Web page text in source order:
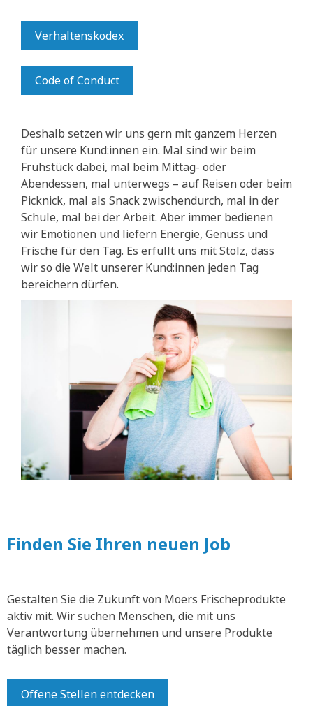
Verhaltenskodex
Code of Conduct
Deshalb setzen wir uns gern mit ganzem Herzen
für unsere Kund:innen ein. Mal sind wir beim
Frühstück dabei, mal beim Mittag- oder
Abendessen, mal unterwegs – auf Reisen oder beim
Picknick, mal als Snack zwischendurch, mal in der
Schule, mal bei der Arbeit. Aber immer bedienen
wir Emotionen und liefern Energie, Genuss und
Frische für den Tag. Es erfüllt uns mit Stolz, dass
wir so die Welt unserer Kund:innen jeden Tag
bereichern dürfen.
Finden Sie Ihren neuen Job
Gestalten Sie die Zukunft von Moers Frischeprodukte
aktiv mit. Wir suchen Menschen, die mit uns
Verantwortung übernehmen und unsere Produkte
täglich besser machen.
Offene Stellen entdecken